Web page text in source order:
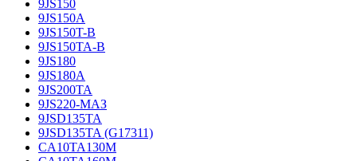
9JS150
9JS150A
9JS150T-B
9JS150TA-B
9JS180
9JS180A
9JS200TA
9JS220-МАЗ
9JSD135TA
9JSD135TA (G17311)
CA10TA130M